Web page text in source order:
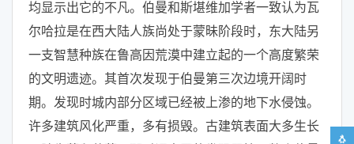
均显示出它的不凡。伯曼和斯堪维加学者一致认为瓦
尔哈拉是在西大陆人族尚处于蒙昧阶段时，东大陆另
一支智慧种族在鲁高因荒漠中建立起的一个高度繁荣
的文明遗迹。其首次发现于伯曼第三次边境开阔时
期。发现时城内部分区域已经被上渗的地下水侵蚀。
许多建筑风化严重，多有损毁。古建筑表面大多生长
🐧